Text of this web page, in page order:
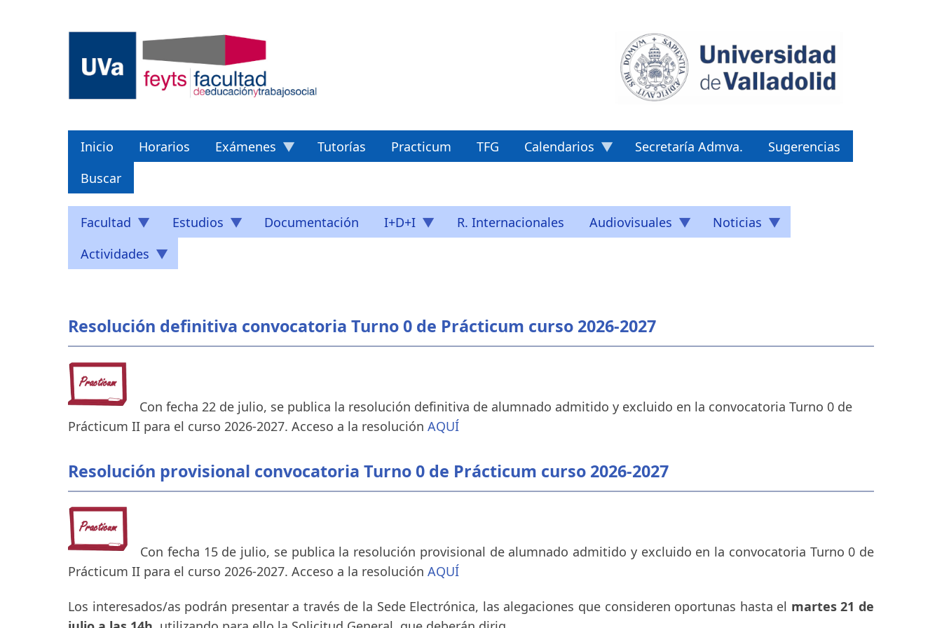
Inicio Horarios Exámenes Tutorías Practicum TFG Calendarios Secretaría Admva.
Sugerencias
Buscar
Facultad Estudios Documentación I+D+I R. Internacionales Audiovisuales
Noticias
Actividades
Resolución definitiva convocatoria Turno 0 de Prácticum curso 2026-2027
Con fecha 22 de julio, se publica la resolución definitiva de alumnado admitido y excluido en la convocatoria Turno 0 de
Prácticum II para el curso 2026-2027. Acceso a la resolución AQUÍ
Resolución provisional convocatoria Turno 0 de Prácticum curso 2026-2027
Con fecha 15 de julio, se publica la resolución provisional de alumnado admitido y excluido en la convocatoria Turno 0 de
Prácticum II para el curso 2026-2027. Acceso a la resolución AQUÍ
Los interesados/as podrán presentar a través de la Sede Electrónica, las alegaciones que consideren oportunas hasta el martes 21 de